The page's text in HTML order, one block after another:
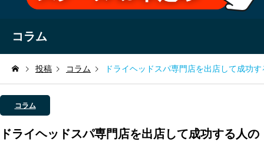
コラム
投稿 コラム ドライヘッドスパ専門店を出店して成功
コラム
ドライヘッドスパ専門店を出店して成功する人の